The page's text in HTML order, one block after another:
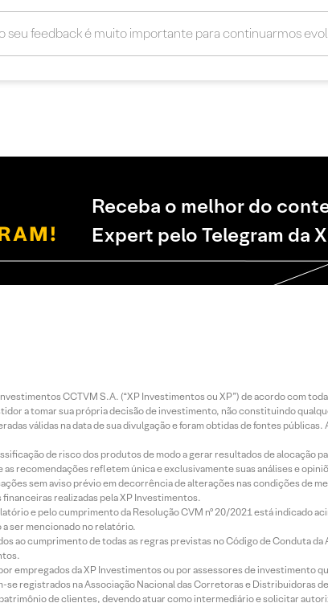
Receba o melhor do
Expert pelo Telegram da
CCTVM S.A. (“XP Investimentos ou XP”) de acordo com
a tomar sua própria decisão de investimento, não constituindo
válidas na data de sua divulgação e foram obtidas de fontes
de risco dos produtos de modo a gerar resultados de alocação
as recomendações refletem única e exclusivamente suas análises e
sem aviso prévio em decorrência de alterações nas condições de
realizadas pela XP Investimentos.
e pelo cumprimento da Resolução CVM nº 20/2021 está indicado
ser mencionado no relatório.
ao cumprimento de todas as regras previstas no Código de Conduta
empregados da XP Investimentos ou por assessores de investimento
se registrados na Associação Nacional das Corretoras e Distribuidoras
de clientes, devendo atuar como intermediário e solicitar